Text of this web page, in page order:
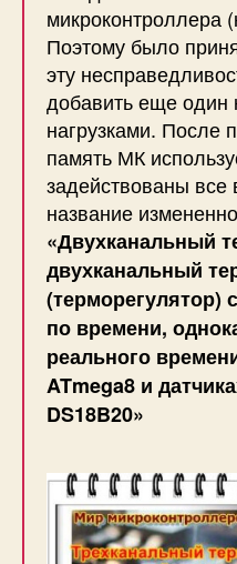
микроконтроллера
Поэтому было
эту
добавить еще один
нагрузками. После
память МК
задействованы
название
«Двухканальный
двухканальный
по времени,
реального
ATmega8 и
DS18B20»